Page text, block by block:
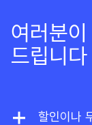
여러분
드립니다
할인이나